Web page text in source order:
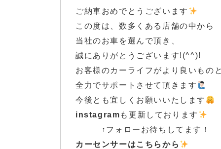
ご納車おめでとうございます
この度は、数多くある店舗の中から
当社のお車を選んで頂き、
誠にありがとうございます!(^^)!
お客様のカーライフがより良いもの
全力でサポートさせて頂きます
今後とも宜しくお願いいたします
instagram も更新しております
↑フォローお待ちしてます！
カ ーセンサーはこ ちらから